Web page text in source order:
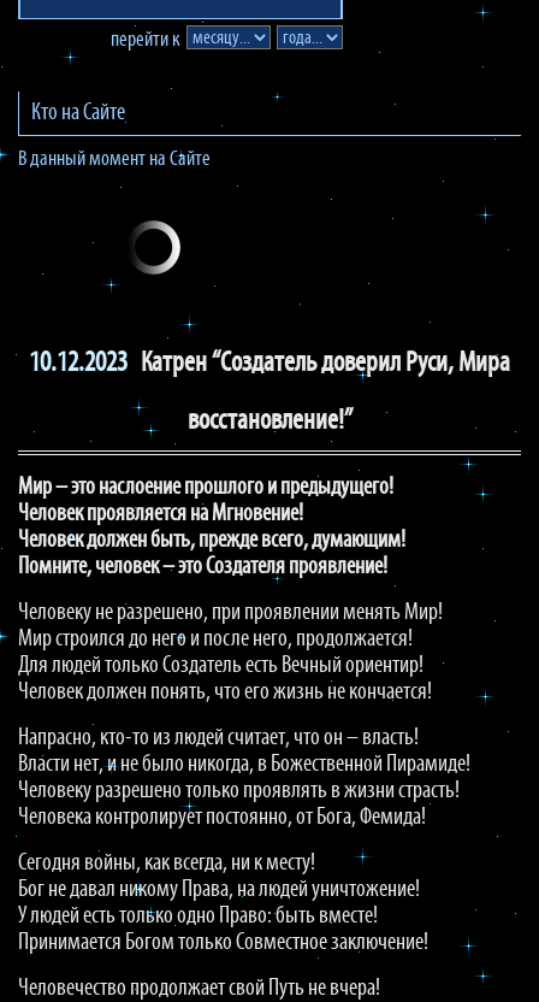
перейти к
Кто на Сайте
В данный момент на Сайте
10.12.2023 Катрен “Создатель доверил Руси, Мира
восстановление!”
Мир – это наслоение прошлого и предыдущего!
Человек проявляется на Мгновение!
Человек должен быть, прежде всего, думающим!
Помните, человек – это Создателя проявление!
Человеку не разрешено, при проявлении менять Мир!
Мир строился до него и после него, продолжается!
Для людей только Создатель есть Вечный ориентир!
Человек должен понять, что его жизнь не кончается!
Напрасно, кто-то из людей считает, что он – власть!
Власти нет, и не было никогда, в Божественной Пирамиде!
Человеку разрешено только проявлять в жизни страсть!
Человека контролирует постоянно, от Бога, Фемида!
Сегодня войны, как всегда, ни к месту!
Бог не давал никому Права, на людей уничтожение!
У людей есть только одно Право: быть вместе!
Принимается Богом только Совместное заключение!
Человечество продолжает свой Путь не вчера!